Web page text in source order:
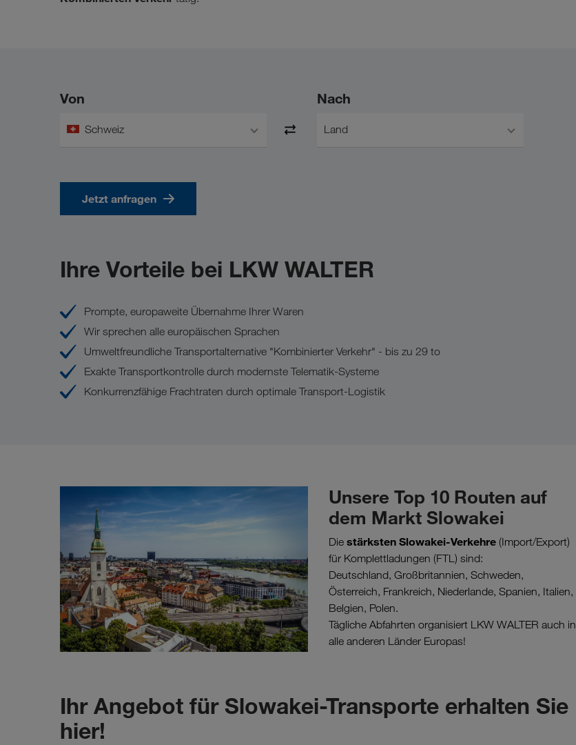
Von
Schweiz
Nach
Land
Jetzt anfragen
Ihre Vorteile bei LKW WALTER
Prompte, europaweite Übernahme Ihrer Waren
Wir sprechen alle europäischen Sprachen
Umweltfreundliche Transportalternative "Kombinierter Verkehr" - bis zu 29 to
Exakte Transportkontrolle durch modernste Telematik-Systeme
Konkurrenzfähige Frachtraten durch optimale Transport-Logistik
Unsere Top 10 Routen auf
dem Markt Slowakei
Die stärksten Slowakei-Verkehre (Import/Export)
für Komplettladungen (FTL) sind:
Deutschland, Großbritannien, Schweden,
Österreich, Frankreich, Niederlande, Spanien, Italien,
Belgien, Polen.
Tägliche Abfahrten organisiert LKW WALTER auch in
alle anderen Länder Europas!
Ihr Angebot für Slowakei-Transporte erhalten Sie
hier!